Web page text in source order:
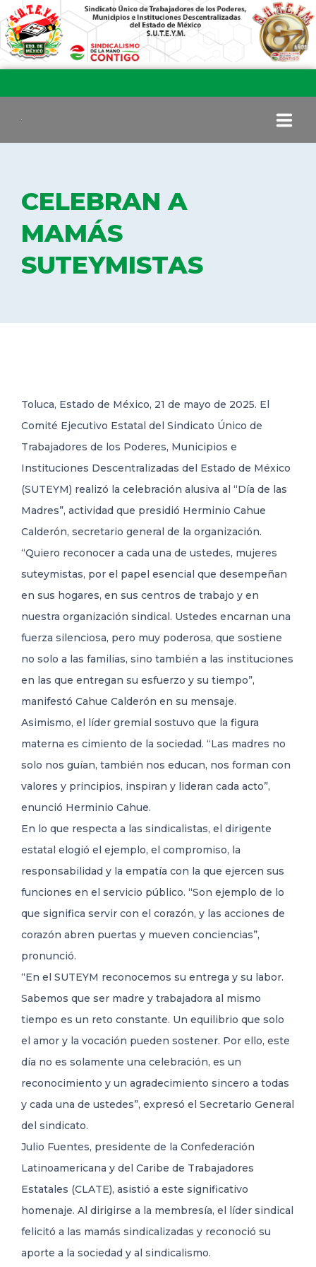
COMITÉ EJECUTIVO
COMISIÓN DE VIGILANCIA
TRANSPARENCIA
CELEBRAN A
MAMÁS
SUTEYMISTAS
Toluca, Estado de México, 21 de mayo de 2025. El
Comité Ejecutivo Estatal del Sindicato Único de
Trabajadores de los Poderes, Municipios e
Instituciones Descentralizadas del Estado de México
(SUTEYM) realizó la celebración alusiva al “Día de las
Madres”, actividad que presidió Herminio Cahue
Calderón, secretario general de la organización.
“Quiero reconocer a cada una de ustedes, mujeres
suteymistas, por el papel esencial que desempeñan
en sus hogares, en sus centros de trabajo y en
nuestra organización sindical. Ustedes encarnan una
fuerza silenciosa, pero muy poderosa, que sostiene
no solo a las familias, sino también a las instituciones
en las que entregan su esfuerzo y su tiempo”,
manifestó Cahue Calderón en su mensaje.
Asimismo, el líder gremial sostuvo que la figura
materna es cimiento de la sociedad. “Las madres no
solo nos guían, también nos educan, nos forman con
valores y principios, inspiran y lideran cada acto”,
enunció Herminio Cahue.
En lo que respecta a las sindicalistas, el dirigente
estatal elogió el ejemplo, el compromiso, la
responsabilidad y la empatía con la que ejercen sus
funciones en el servicio público. “Son ejemplo de lo
que significa servir con el corazón, y las acciones de
corazón abren puertas y mueven conciencias”,
pronunció.
“En el SUTEYM reconocemos su entrega y su labor.
Sabemos que ser madre y trabajadora al mismo
tiempo es un reto constante. Un equilibrio que solo
el amor y la vocación pueden sostener. Por ello, este
día no es solamente una celebración, es un
reconocimiento y un agradecimiento sincero a todas
y cada una de ustedes”, expresó el Secretario General
del sindicato.
Julio Fuentes, presidente de la Confederación
Latinoamericana y del Caribe de Trabajadores
Estatales (CLATE), asistió a este significativo
homenaje. Al dirigirse a la membresía, el líder sindical
felicitó a las mamás sindicalizadas y reconoció su
aporte a la sociedad y al sindicalismo.